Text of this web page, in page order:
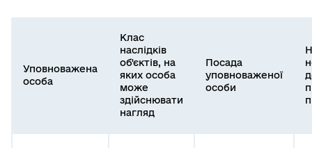
Уповноважена
особа
Клас
наслідків
об'єктів, на
яких особа
може
здійснювати
нагляд
Посада
уповноваженої
особи